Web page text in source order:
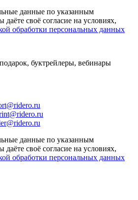
данные по указанным
своё согласие на условиях,
обработки персональных данных
буктрейлеры, вебинары
данные по указанным
своё согласие на условиях,
обработки персональных данных